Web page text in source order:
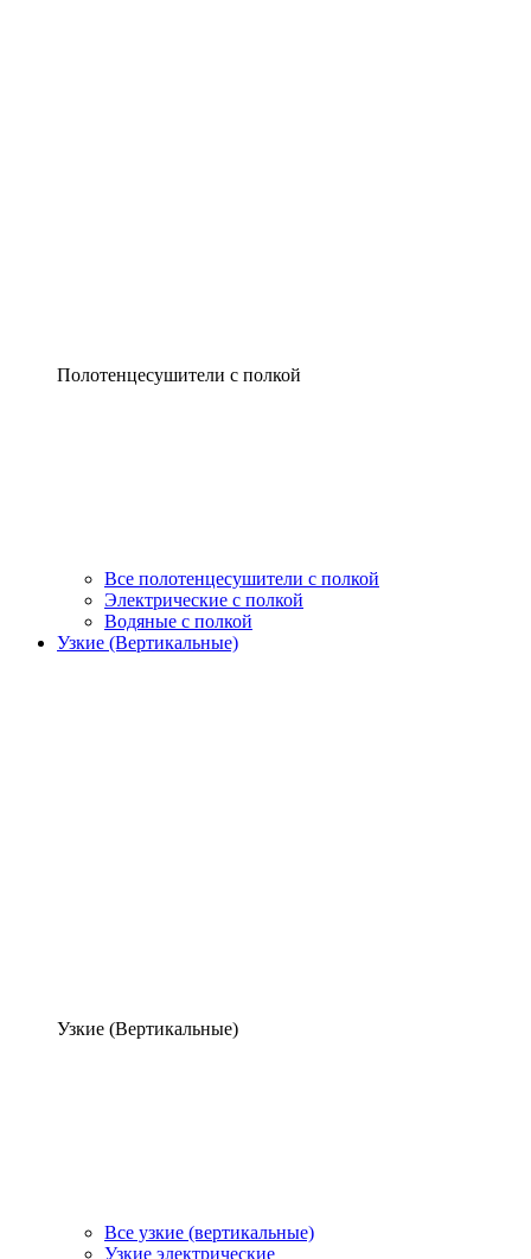
Полотенцесушители с полкой
Все полотенцесушители с полкой
Электрические с полкой
Водяные с полкой
Узкие (Вертикальные)
Узкие (Вертикальные)
Все узкие (вертикальные)
Узкие электрические